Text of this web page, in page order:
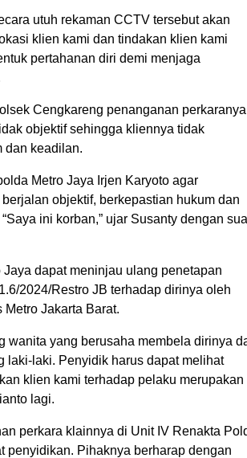
utuh rekaman CCTV tersebut akan
klien kami dan tindakan klien kami
pertahanan diri demi menjaga
Cengkareng penanganan perkaranya
objektif sehingga kliennya tidak
dan keadilan.
Metro Jaya Irjen Karyoto agar
objektif, berkepastian hukum dan
ini korban,” ujar Susanty dengan
dapat meninjau ulang penetapan
2024/Restro JB terhadap dirinya oleh
Jakarta Barat.
wanita yang berusaha membela dirinya
laki-laki. Penyidik harus dapat melihat
klien kami terhadap pelaku merupakan
lagi.
perkara klainnya di Unit IV Renakta
penyidikan. Pihaknya berharap dengan